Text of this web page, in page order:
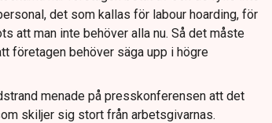
det som kallas för labour hoarding, för
att man inte behöver alla nu. Så det måste
företagen behöver säga upp i högre
menade på presskonferensen att det
skiljer sig stort från arbetsgivarnas.